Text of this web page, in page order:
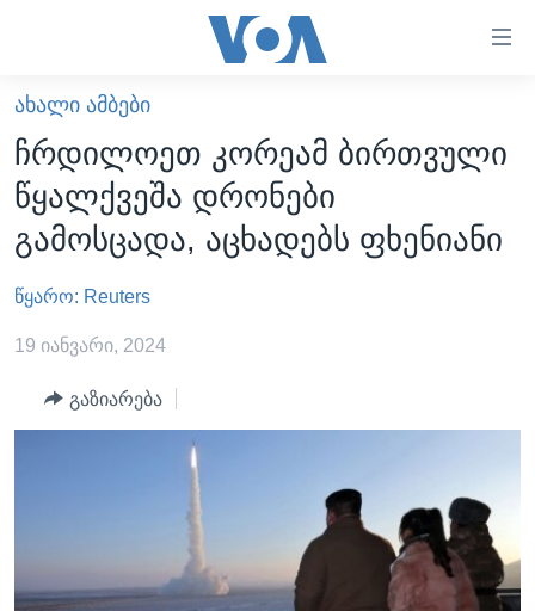
ხელმისაწვდომობისთვის
გადადით
მთავარზე
გადადით
მთავარ
ნავიგაციაზე
გადადით
ძიებაზე
ᲐᲮᲐᲚᲘ ᲐᲛᲑᲔᲑᲘ
ᲡᲐᲥᲐᲠᲗᲕᲔᲚᲝ
ᲐᲨᲨ
ᲐᲨᲨ-ᲘᲡ ᲐᲠᲩᲔᲕᲜᲔᲑᲘ 2024
ᲛᲡᲝᲤᲚᲘᲝ
ᲕᲘᲓᲔᲝᲔᲑᲘ
ᲒᲐᲓᲐᲪᲔᲛᲔᲑᲘ
ᲮᲔᲓᲕᲐ ᲕᲐᲨᲘᲜᲒᲢᲝᲜᲘᲓᲐᲜ
ᲡᲢᲣᲓᲘᲐ ᲕᲐᲨᲘᲜᲒᲢᲝᲜᲘ
ᲯᲐᲜᲛᲠᲗᲔᲚᲝᲑᲐ
ᲠᲣᲡᲔᲗᲘᲡ ᲨᲔᲭᲠᲐ ᲣᲙᲠᲐᲘᲜᲐᲨᲘ
Learning English
ᲐᲮᲐᲚᲘ ᲐᲛᲑᲔᲑᲘ
ჩრდილოეთ კორეამ ბირთვული
წყალქვეშა დრონები
გამოსცადა, აცხადებს ფხენიანი
წყარო: Reuters
19 იანვარი, 2024
გაზიარება